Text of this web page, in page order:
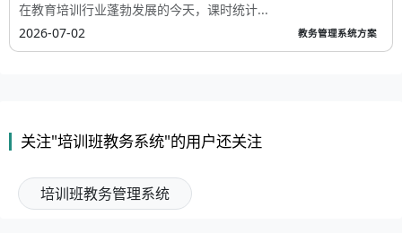
在教育培训行业蓬勃发展的今天，课时统计...
2026-07-02
教务管理系统方案
关注"培训班教务系统"的用户还关注
培训班教务管理系统